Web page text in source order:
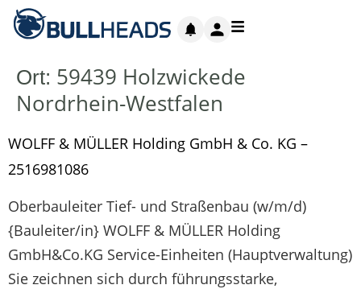
Ort: 59439 Holzwickede
Nordrhein-Westfalen
WOLFF & MÜLLER Holding GmbH & Co. KG –
2516981086
Oberbauleiter Tief- und Straßenbau (w/m/d)
{Bauleiter/in} WOLFF & MÜLLER Holding
GmbH&Co.KG Service-Einheiten (Hauptverwaltung)
Sie zeichnen sich durch führungsstarke,